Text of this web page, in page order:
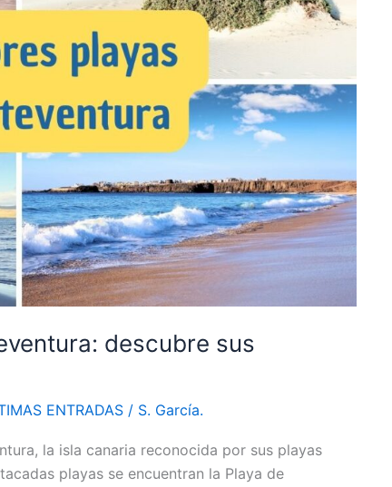
descubre sus
ENTRADAS / S. García.
la isla canaria reconocida por sus playas
playas se encuentran la Playa de